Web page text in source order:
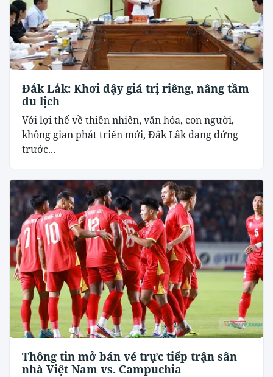
Đắk Lắk: Khơi dậy giá trị riêng, nâng tầm
du lịch
Với lợi thế về thiên nhiên, văn hóa, con người,
không gian phát triển mới, Đắk Lắk đang đứng
trước...
Thông tin mở bán vé trực tiếp trận sân
nhà Việt Nam vs. Campuchia